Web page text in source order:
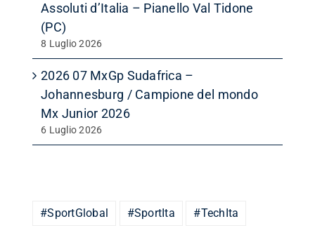
Assoluti d’Italia – Pianello Val Tidone
(PC)
8 Luglio 2026
2026 07 MxGp Sudafrica –
Johannesburg / Campione del mondo
Mx Junior 2026
6 Luglio 2026
#SportGlobal #SportIta #TechIta